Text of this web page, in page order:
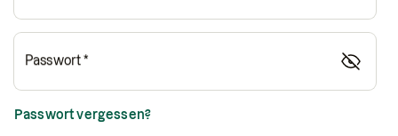
Passwort
Passwort vergessen?